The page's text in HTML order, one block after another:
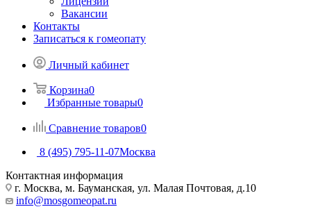
Вакансии
Контакты
Записаться к гомеопату
Личный кабинет
Корзина0
Избранные товары0
Сравнение товаров0
8 (495) 795-11-07Москва
Контактная информация
г. Москва, м. Бауманская, ул. Малая Почтовая, д.10
info@mosgomeopat.ru